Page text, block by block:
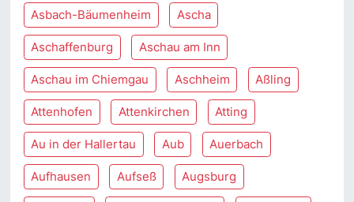
Asbach-Bäumenheim Ascha
Aschaffenburg Aschau am Inn
Aschau im Chiemgau Aschheim Aßling
Attenhofen Attenkirchen Atting
Au in der Hallertau Aub Auerbach
Aufhausen Aufseß Augsburg